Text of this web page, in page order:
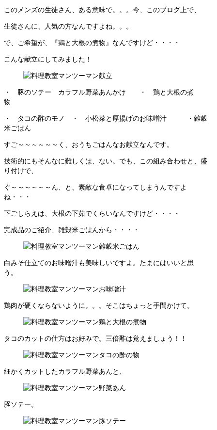
このメンズの生徒さん、ある意味で。。。今、このブログ上で、
生徒さんに、人気の方なんですよね。。。
で、ご希望が、『鶏と大根の煮物』なんですけど・・・・
こんな献立にしてみました！
・ 豚のソテー カラフル野菜あんかけ ・ 鶏と大根の煮
物
・ タコの酢のモノ ・ 小松菜と厚揚げのお味噌汁 ・雑穀
米ごはん
すご～～～～～～く、おうちごはんなお献立なんです。
技術的にもそんなに難しくは、ない。でも、この組み合わせと、盛
り付けで、
ぐ～～～～～～ん、と、素敵な食卓になってしまうんですよ
ね・・・
下ごしらえは、大根の下茹でくらいなんですけど・・・・
完成品のご紹介、雑穀米ごはんから・・・・
白みそ仕立てのお味噌汁も美味しいですよ。たまにはいいと思
う。
鶏肉が硬くならないように。。。そこはちょっと手間かけて。
タコのカットの仕方はお好みで。三倍酢は覚えましょう！！
細かくカットしたカラフル野菜あんと、
豚ソテー。